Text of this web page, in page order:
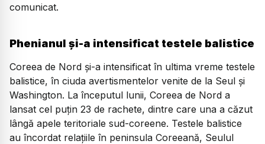
comunicat.
Phenianul și-a intensificat testele balistice
Coreea de Nord și-a intensificat în ultima vreme testele
balistice, în ciuda avertismentelor venite de la Seul și
Washington. La începutul lunii, Coreea de Nord a
lansat cel puţin 23 de rachete, dintre care una a căzut
lângă apele teritoriale sud-coreene. Testele balistice
au încordat relațiile în peninsula Coreeană, Seulul